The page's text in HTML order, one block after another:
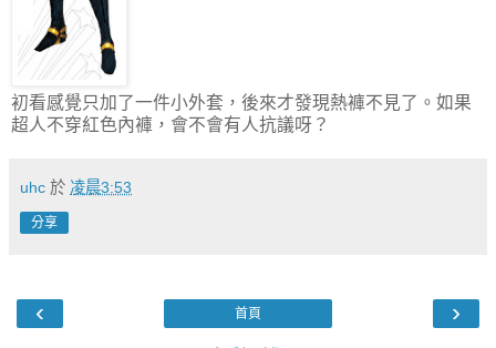
初看感覺只加了一件小外套，後來才發現熱褲不見了。如果
超人不穿紅色內褲，會不會有人抗議呀？
uhc 於 凌晨3:53
分享
‹ ›
首頁